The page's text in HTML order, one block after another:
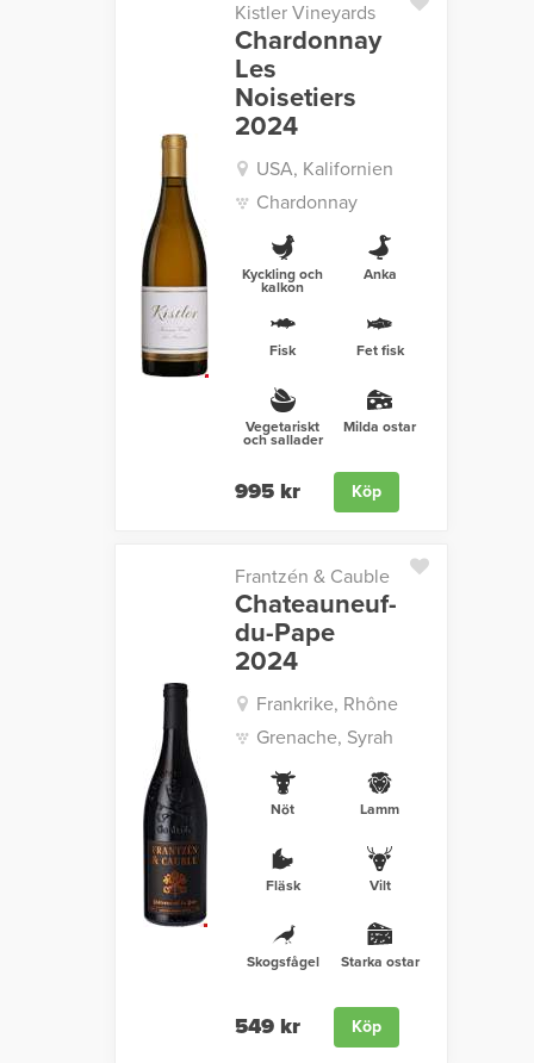
Kistler Vineyards
Chardonnay
Les
Noisetiers
2024
USA, Kalifornien
Chardonnay
Kyckling och
kalkon
Anka
Fisk Fet fisk
Vegetariskt
och sallader
Milda ostar
995 kr Köp
Frantzén & Cauble
Chateauneuf-
du-Pape
2024
Frankrike, Rhône
Grenache, Syrah
Nöt Lamm
Fläsk Vilt
Skogsfågel Starka ostar
549 kr Köp